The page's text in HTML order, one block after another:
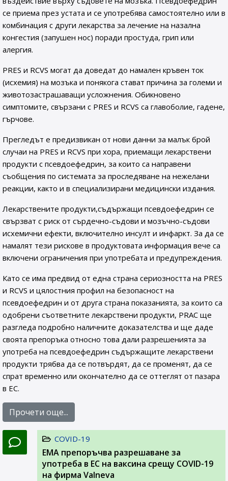
се приема през устата и се употребява самостоятелно или в
комбинация с други лекарства за лечение на назална
конгестия (запушен нос) поради простуда, грип или
алергия.
PRES и RCVS могат да доведат до намален кръвен ток
(исхемия) на мозъка и понякога стават причина за големи и
животозастрашаващи усложнения. Обикновено
симптомите, свързани с PRES и RCVS са главоболие, гадене,
гърчове.
Прегледът е предизвикан от нови данни за малък брой
случаи на PRES и RCVS при хора, приемащи лекарствени
продукти с псевдоефедрин, за които са направени
съобщения по системата за проследяване на нежелани
реакции, както и в специализирани медицински издания.
Лекарствените продукти,съдържащи псевдоефедрин се
свързват с риск от сърдечно-съдови и мозъчно-съдови
исхемични ефекти, включително инсулт и инфаркт. За да се
намалят тези рискове в продуктовата информация вече са
включени ограничения при употребата и предупреждения.
Като се има предвид от една страна сериозността на PRES
и RCVS и цялостния профил на безопасност на
псевдоефедрин и от друга страна показанията, за които са
одобрени съответните лекарствени продукти, PRAC ще
разгледа подробно наличните доказателства и ще даде
своята препоръка относно това дали разрешенията за
употреба на псевдоефедрин съдържащите лекарствени
продукти трябва да се потвърдят, да се променят, да се
спрат временно или окончателно да се оттеглят от пазара
в ЕС.
Прочети още...
COVID-19
EMA препоръчва разрешаване за
употреба в ЕС на ваксина срещу COVID-19
на фирма Valneva